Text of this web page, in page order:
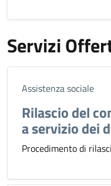
Servizi
Assistenza sociale
Rilascio del
a servizio dei
Procedimento di